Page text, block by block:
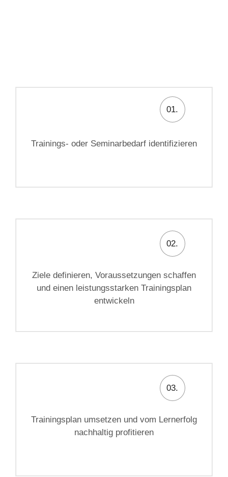
01.
Trainings- oder Seminarbedarf identifizieren
Ziele definieren, Voraussetzungen schaffen
und einen leistungsstarken Trainingsplan
entwickeln
02.
Trainingsplan umsetzen und vom Lernerfolg
nachhaltig profitieren
03.